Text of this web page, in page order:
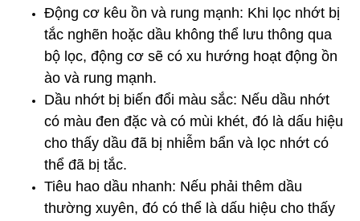
Động cơ kêu ồn và rung mạnh: Khi lọc nhớt bị
tắc nghẽn hoặc dầu không thể lưu thông qua
bộ lọc, động cơ sẽ có xu hướng hoạt động ồn
ào và rung mạnh.
Dầu nhớt bị biến đổi màu sắc: Nếu dầu nhớt
có màu đen đặc và có mùi khét, đó là dấu hiệu
cho thấy dầu đã bị nhiễm bẩn và lọc nhớt có
thể đã bị tắc.
Tiêu hao dầu nhanh: Nếu phải thêm dầu
thường xuyên, đó có thể là dấu hiệu cho thấy